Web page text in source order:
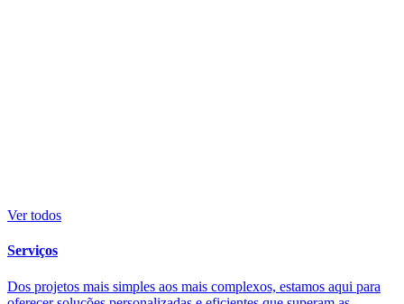
Ver todos
Serviços
Dos projetos mais simples aos mais complexos, estamos aqui para